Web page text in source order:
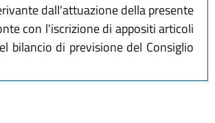
dall'attuazione della presente
con l'iscrizione di appositi articoli
bilancio di previsione del Consiglio